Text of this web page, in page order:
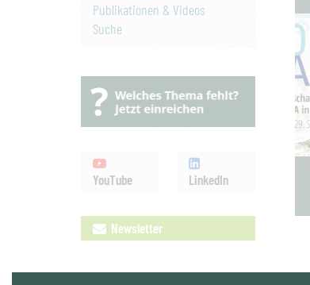
Publikationen & Videos
Suche
YouTube LinkedIn
Newsletter